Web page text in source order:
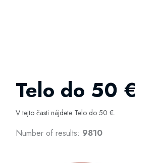
Telo do 50 €
V tejto časti nájdete Telo do 50 €.
Number of results: 9810